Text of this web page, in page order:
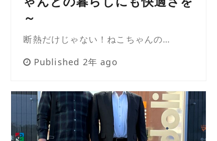
～
断熱だけじゃない！ねこちゃんの…
Published 2年 ago